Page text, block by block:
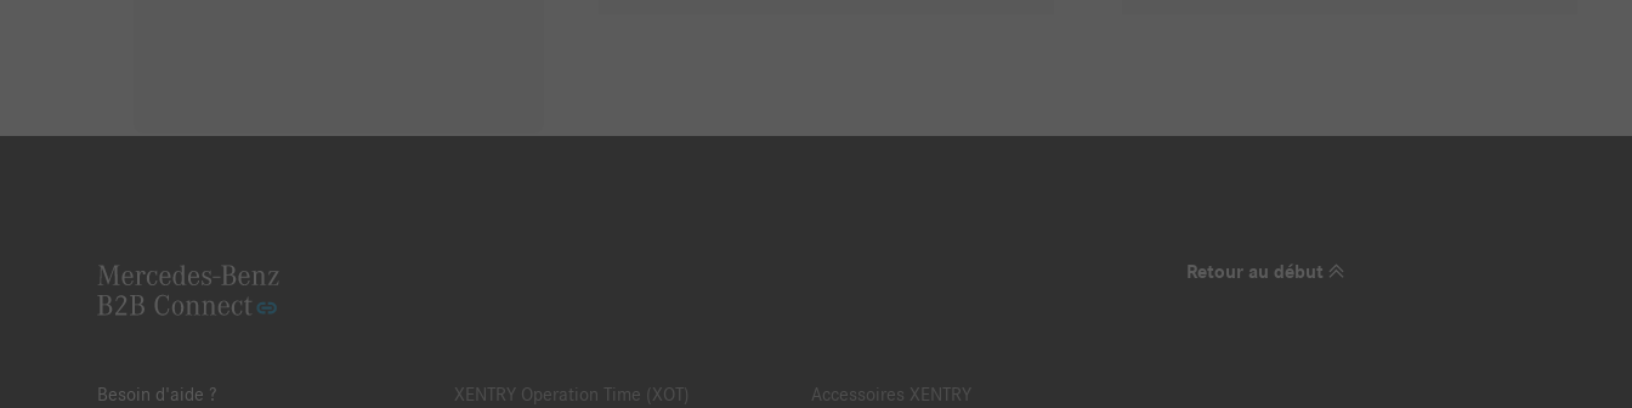
Retour au début
Besoin d'aide ? XENTRY Operation Time (XOT) Accessoires XENTRY